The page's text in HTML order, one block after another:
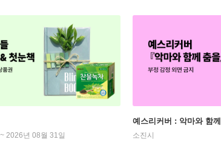
2026년 08월 31일
예스리커버 : 악마와 함
소진시